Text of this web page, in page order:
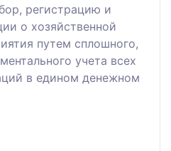
регистрацию и
о хозяйственной
путем сплошного,
учета всех
в едином денежном